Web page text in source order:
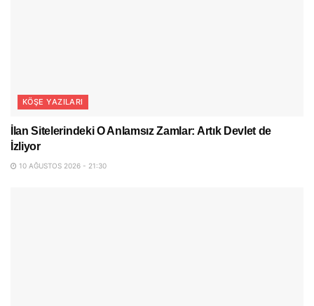
KÖŞE YAZILARI
İlan Sitelerindeki O Anlamsız Zamlar: Artık Devlet de
İzliyor
10 AĞUSTOS 2026 - 21:30